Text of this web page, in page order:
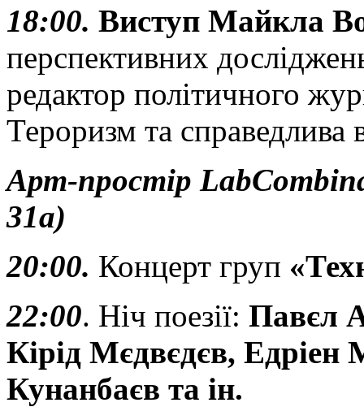
18:00. Виступ Майкла
перспективних
редактор політичного
Тероризм та справедлива
Арт-простір
31а)
20:00. Концерт груп
22:00. Ніч поезії: Павєл
Кірід Мєдвєдєв, Едріен
Кунанбаєв та ін.